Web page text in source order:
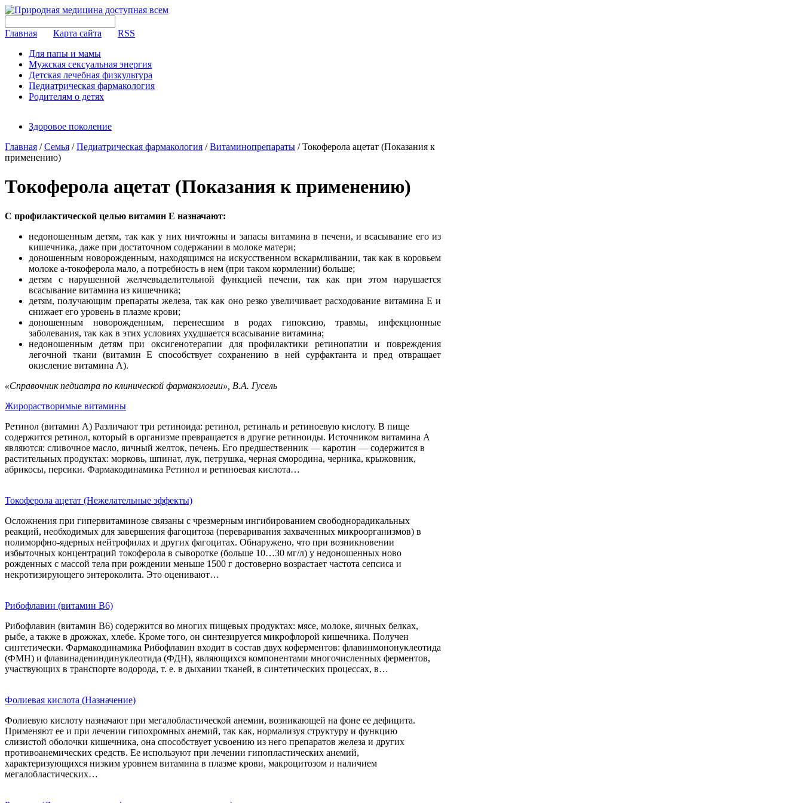
Главная Карта сайта
RSS
Для папы и мамы
Мужская сексуальная энергия
Детская лечебная физкультура
Педиатрическая фармакология
Родителям о детях
Здоровое поколение
Главная /Семья /Педиатрическая фармакология /Витаминопрепараты /Токоферола ацетат (Показания к
применению)
Токоферола ацетат (Показания к применению)
С профилактической целью витамин Е назначают:
недоношенным детям, так как у них ничтожны и запасы витамина в печени, и всасывание его из
кишечника, даже при достаточном содержании в молоке матери;
доношенным новорожденным, находящимся на искусственном вскармливании, так как в коровьем
молоке а-токоферола мало, а потребность в нем (при таком кормлении) больше;
детям с нарушенной желчевыделительной функцией печени, так как при этом нарушается
всасывание витамина из кишечника;
детям, получающим препараты железа, так как оно резко увеличивает расходование витамина Е и
снижает его уровень в плазме крови;
доношенным новорожденным, перенесшим в родах гипоксию, травмы, инфекционные
заболевания, так как в этих условиях ухудшается всасывание витамина;
недоношенным детям при оксигенотерапии для профилактики ретинопатии и повреждения
легочной ткани (витамин Е способствует сохранению в ней сурфактанта и пред отвращает
окисление витамина А).
«Справочник педиатра по клинической фармакологии», В.А. Гусель
Жирорастворимые витамины
Ретинол (витамин А) Различают три ретиноида: ретинол, ретиналь и ретиноевую кислоту. В пище
содержится ретинол, который в организме превращается в другие ретиноиды. Источником витамина А
являются: сливочное масло, яичный желток, печень. Его предшественник — каротин — содержится в
растительных продуктах: морковь, шпинат, лук, петрушка, черная смородина, черника, крыжовник,
абрикосы, персики. Фармакодинамика Ретинол и ретиноевая кислота…
Токоферола ацетат (Нежелательные эффекты)
Осложнения при гипервитаминозе связаны с чрезмерным ингибированием свободнорадикальных
реакций, необходимых для завершения фагоцитоза (переваривания захваченных микроорганизмов) в
полиморфно-ядерных нейтрофилах и других фагоцитах. Обнаружено, что при возникновении
избыточных концентраций токоферола в сыворотке (больше 10…30 мг/л) у недоношенных ново
рожденных с массой тела при рождении меньше 1500 г достоверно возрастает частота сепсиса и
некротизирующего энтероколита. Это оценивают…
Рибофлавин (витамин В6)
Рибофлавин (витамин В6) содержится во многих пищевых продуктах: мясе, молоке, яичных белках,
рыбе, а также в дрожжах, хлебе. Кроме того, он синтезируется микрофлорой кишечника. Получен
синтетически. Фармакодинамика Рибофлавин входит в состав двух коферментов: флавинмононуклеотида
(ФМН) и флавинадениндинуклеотида (ФДН), являющихся компонентами многочисленных ферментов,
участвующих в транспорте водорода, т. е. в дыхании тканей, в синтетических процессах, в…
Фолиевая кислота (Назначение)
Фолиевую кислоту назначают при мегалобластической анемии, возникающей на фоне ее дефицита.
Применяют ее и при лечении гипохромных анемий, так как, нормализуя структуру и функцию
слизистой оболочки кишечника, она способствует усвоению из него препаратов железа и других
противоанемических средств. Ее используют при лечении гипопластических анемий,
характеризующихся низким уровнем витамина в плазме крови, макроцитозом и наличием
мегалобластических…